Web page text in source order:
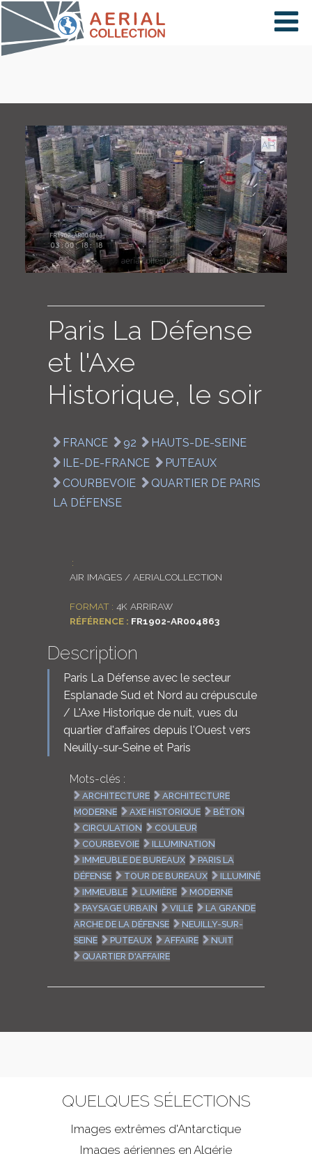
×
PAYS
CARTE
COLLECTIONS
LOGIN
Paris La Défense
et l'Axe
Historique, le soir
FRANCE 92
HAUTS-DE-SEINE
ILE-DE-FRANCE
PUTEAUX
COURBEVOIE
QUARTIER DE PARIS
LA DÉFENSE
:
AIR IMAGES / AERIALCOLLECTION
FORMAT : 4K ARRIRAW
RÉFÉRENCE : FR1902-AR004863
Description
Paris La Défense avec le secteur
Esplanade Sud et Nord au crépuscule
/ L'Axe Historique de nuit, vues du
quartier d'affaires depuis l'Ouest vers
Neuilly-sur-Seine et Paris
Mots-clés :
ARCHITECTURE
ARCHITECTURE
MODERNE
AXE HISTORIQUE
BÉTON
CIRCULATION
COULEUR
COURBEVOIE
ILLUMINATION
IMMEUBLE DE BUREAUX
PARIS LA
DÉFENSE
TOUR DE BUREAUX
ILLUMINÉ
IMMEUBLE
LUMIÈRE
MODERNE
PAYSAGE URBAIN
VILLE
LA GRANDE
ARCHE DE LA DÉFENSE
NEUILLY-SUR-
SEINE
PUTEAUX AFFAIRE
NUIT
QUARTIER D'AFFAIRE
QUELQUES SÉLECTIONS
Images extrêmes d'Antarctique
Images aériennes en Algérie